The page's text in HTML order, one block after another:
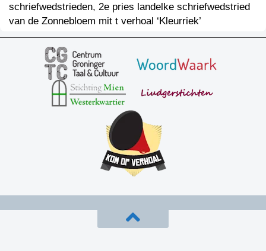
schriefwedstrieden, 2e pries landelke schriefwedstried
van de Zonnebloem mit t verhoal ‘Kleurriek’